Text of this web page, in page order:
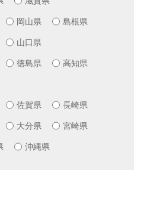
岡山県 島根県
山口県
徳島県 高知県
佐賀県 長崎県
大分県 宮崎県
沖縄県